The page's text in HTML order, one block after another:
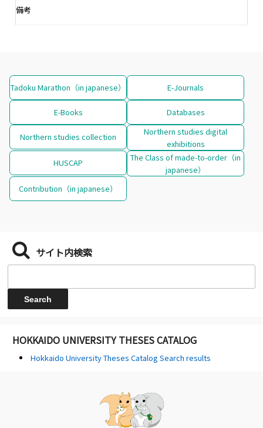
備考
Tadoku Marathon（in japanese） E-Journals
E-Books Databases
Northern studies collection
Northern studies digital
exhibitions
HUSCAP
The Class of made-to-order（in
japanese）
Contribution（in japanese）
サイト内検索
HOKKAIDO UNIVERSITY THESES CATALOG
Hokkaido University Theses Catalog Search results